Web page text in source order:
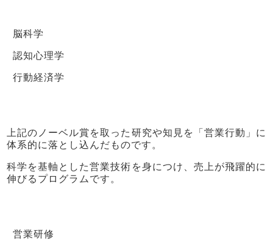
脳科学
認知心理学
行動経済学
上記のノーベル賞を取った研究や知見を「営業行動」に
体系的に落とし込んだものです。
科学を基軸とした営業技術を身につけ、売上が飛躍的に
伸びるプログラムです。
営業研修